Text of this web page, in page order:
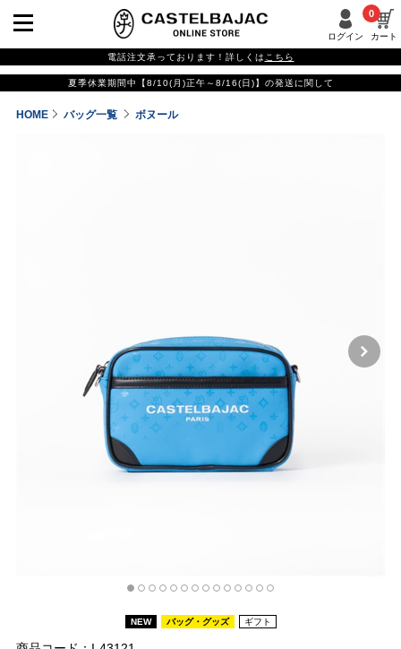
ログイン カート
0
電話注文承っております！詳しくは こちら
夏季休業期間中【8/10(月)正午～8/16(日)】の発送に関して
HOME バッグ一覧 ボヌール
NEW バッグ・グッズ ギフト